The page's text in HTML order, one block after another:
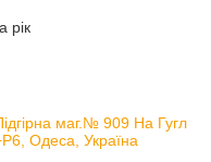
рік
маг.№ 909 На Гугл
Одеса, Україна